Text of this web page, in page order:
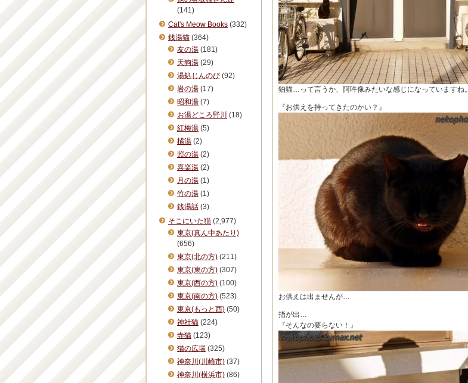
狛猫…って言うか、阿吽像みたいな感じになっていますね。
『お供えを持ってきたのかい？』
お供えは出ませんが…
指が出…
『そんなの要らない！』
(141)
Cat's Meow Books (332)
銭湯猫 (364)
友の湯 (181)
天狗湯 (29)
湯処じんのび (92)
岩の湯 (17)
昭和湯 (7)
お湯どころ野川 (18)
紅梅湯 (5)
橘湯 (2)
照の湯 (2)
喜楽湯 (2)
月の湯 (1)
竹の湯 (1)
銭湯話 (3)
そこにいた猫 (2,977)
東京(真ん中あたり)
(656)
東京(北の方) (211)
東京(東の方) (307)
東京(西の方) (100)
東京(南の方) (523)
東京(もっと西) (50)
神社猫 (224)
寺猫 (123)
猫の広場 (325)
神奈川(川崎市) (37)
神奈川(横浜市) (86)